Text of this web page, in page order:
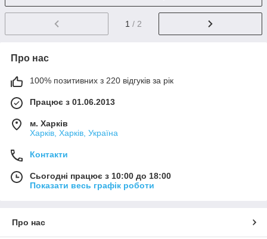
1 / 2
Про нас
100% позитивних з 220 відгуків за рік
Працює з 01.06.2013
м. Харків
Харків, Харків, Україна
Контакти
Сьогодні працює з 10:00 до 18:00
Показати весь графік роботи
Про нас